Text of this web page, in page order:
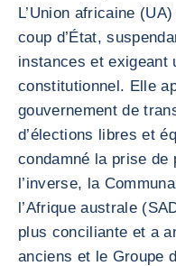
L’Union africaine
coup d’État,
instances et exigeant
constitutionnel. Elle
gouvernement de
d’élections libres et
condamné la prise de
l’inverse, la
l’Afrique australe
plus conciliante et a
anciens et le Groupe